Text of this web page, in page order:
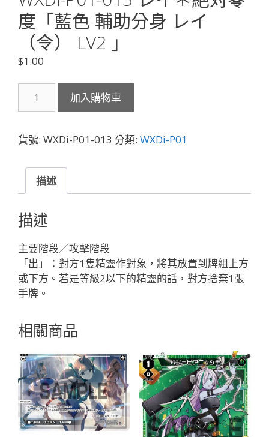
度「藍色 輔助分身 レイ
（令） LV2 」
$1.00
P01-
レ
＊
対
零
度
「藍
色
輔
助
分
レ
（令）
LV2
」
數
量
加入購物車
貨號: WXDi-P01-013 分類: WXDi-P01
描述
描述
主要階段／攻擊階段
「出」：對方1隻精靈作對象，將其放置到牌組上方
或下方。若是等級2以下的精靈的話，對方捨棄1張
手牌。
相關商品